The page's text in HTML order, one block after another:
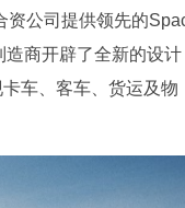
资公司提供领先的
商开辟了全新的设计
车、客车、货运及物